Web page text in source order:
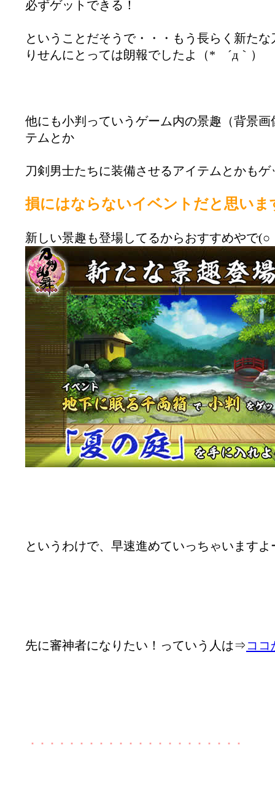
必ずゲットできる！
ということだそうで・・・もう長らく新た
りせんにとっては朗報でしたよ（* ´д｀）
他にも小判っていうゲーム内の景趣（背景
テムとか
刀剣男士たちに装備させるアイテムとかも
損にはならないイベントだと思いま
新しい景趣も登場してるからおすすめやで(○
というわけで、早速進めていっちゃいますよ
先に審神者になりたい！っていう人は⇒ ココ